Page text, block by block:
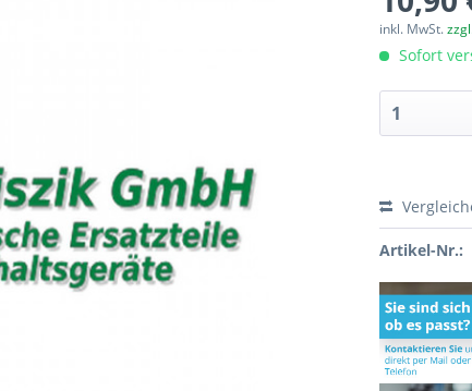
inkl. MwSt.
Sofort
Artikel-Nr.: